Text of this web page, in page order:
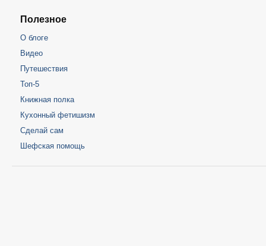
Полезное
О блоге
Видео
Путешествия
Топ-5
Книжная полка
Кухонный фетишизм
Сделай сам
Шефская помощь